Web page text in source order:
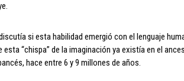
si esta habilidad emergió con el lenguaje
esta “chispa” de la imaginación ya existía en el
hace entre 6 y 9 millones de años.